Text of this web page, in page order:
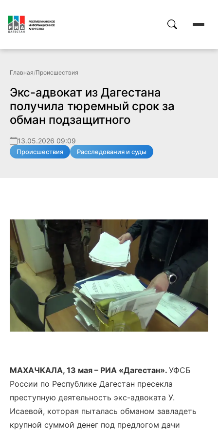
Главная/Происшествия
Экс-адвокат из Дагестана
получила тюремный срок за
обман подзащитного
13.05.2026 09:09
Происшествия Расследования и суды
МАХАЧКАЛА, 13 мая – РИА «Дагестан». УФСБ
России по Республике Дагестан пресекла
преступную деятельность экс-адвоката У.
Исаевой, которая пыталась обманом завладеть
крупной суммой денег под предлогом дачи